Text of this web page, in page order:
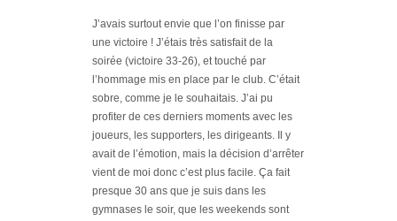
J’avais surtout envie que l’on finisse par
une victoire ! J’étais très satisfait de la
soirée (victoire 33-26), et touché par
l’hommage mis en place par le club. C’était
sobre, comme je le souhaitais. J’ai pu
profiter de ces derniers moments avec les
joueurs, les supporters, les dirigeants. Il y
avait de l’émotion, mais la décision d’arrêter
vient de moi donc c’est plus facile. Ça fait
presque 30 ans que je suis dans les
gymnases le soir, que les weekends sont